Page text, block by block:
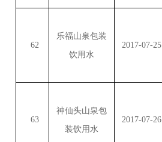
62
乐福山泉包装
饮用水
2017-07-25
63
神仙头山泉包
装饮用水
2017-07-26